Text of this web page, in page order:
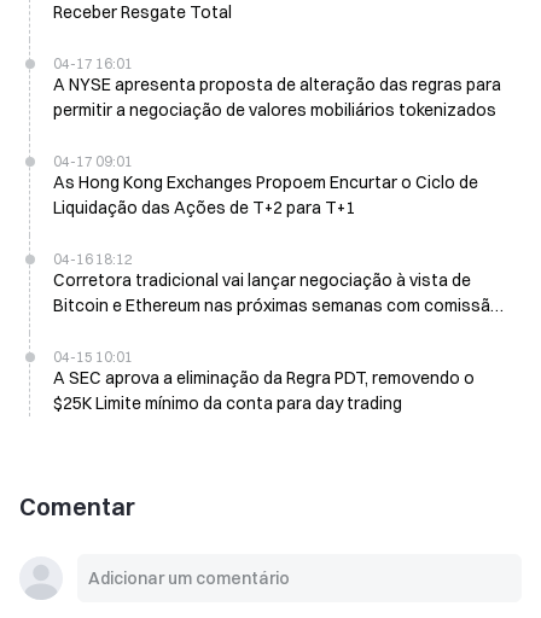
Receber Resgate Total
04-17 16:01
A NYSE apresenta proposta de alteração das regras para
permitir a negociação de valores mobiliários tokenizados
04-17 09:01
As Hong Kong Exchanges Propoem Encurtar o Ciclo de
Liquidação das Ações de T+2 para T+1
04-16 18:12
Corretora tradicional vai lançar negociação à vista de
Bitcoin e Ethereum nas próximas semanas com comissão
04-15 10:01
A SEC aprova a eliminação da Regra PDT, removendo o
$25K Limite mínimo da conta para day trading
Comentar